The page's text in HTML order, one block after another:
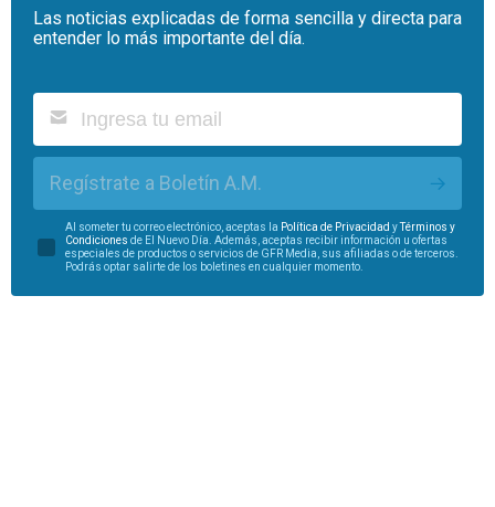
Las noticias explicadas de forma sencilla y directa para
entender lo más importante del día.
Regístrate a Boletín A.M.
Al someter tu correo electrónico, aceptas la Política de Privacidad yTérminos y
Condiciones de El Nuevo Día. Además, aceptas recibir información u ofertas
especiales de productos o servicios de GFR Media, sus afiliadas o de terceros.
Podrás optar salirte de los boletines en cualquier momento.